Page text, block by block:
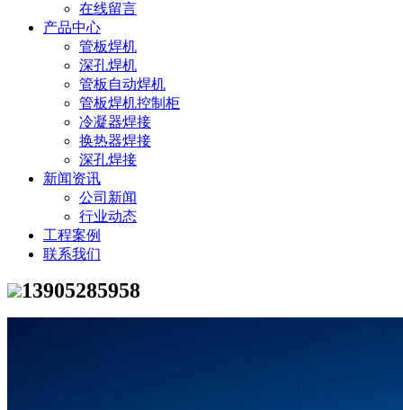
在线留言
产品中心
管板焊机
深孔焊机
管板自动焊机
管板焊机控制柜
冷凝器焊接
换热器焊接
深孔焊接
新闻资讯
公司新闻
行业动态
工程案例
联系我们
13905285958